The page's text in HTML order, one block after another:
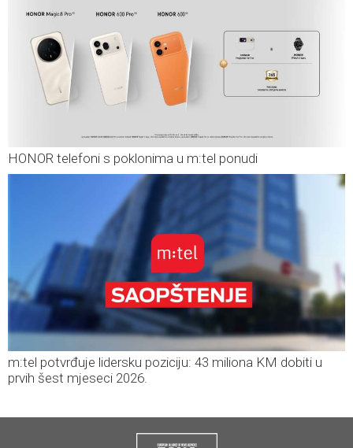
HONOR telefoni s poklonima u m:tel ponudi
m:tel potvrđuje lidersku poziciju: 43 miliona KM dobiti u
prvih šest mjeseci 2026.